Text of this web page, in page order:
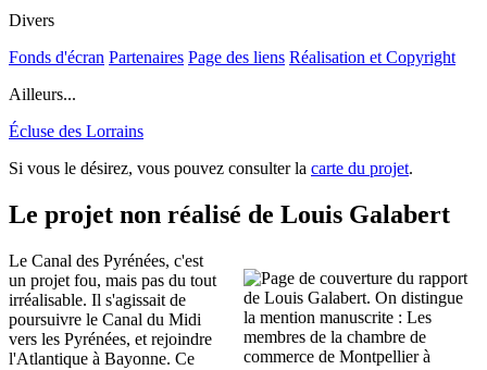
Divers
Fonds d'écran Partenaires Page des liens Réalisation et Copyright
Ailleurs...
Écluse des Lorrains
Si vous le désirez, vous pouvez consulter la carte du projet.
Le projet non réalisé de Louis Galabert
Le Canal des Pyrénées, c'est
un projet fou, mais pas du tout
irréalisable. Il s'agissait de
poursuivre le Canal du Midi
vers les Pyrénées, et rejoindre
l'Atlantique à Bayonne. Ce